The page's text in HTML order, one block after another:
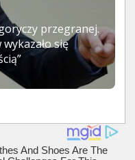
przegranej.
się